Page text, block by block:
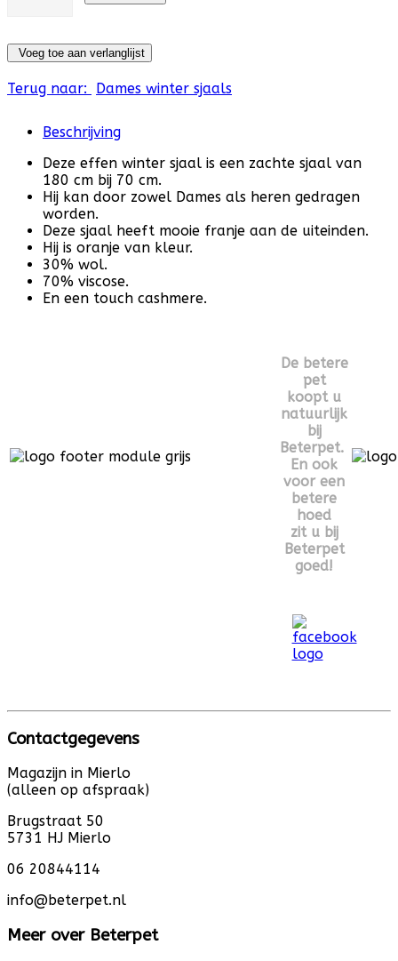
Voeg toe aan verlanglijst
Terug naar: Dames winter sjaals
Beschrijving
Deze effen winter sjaal is een zachte sjaal van
180 cm bij 70 cm.
Hij kan door zowel Dames als heren gedragen
worden.
Deze sjaal heeft mooie franje aan de uiteinden.
Hij is oranje van kleur.
30% wol.
70% viscose.
En een touch cashmere.
De betere
pet
koopt u
natuurlijk
bij
Beterpet.
En ook
voor een
betere
hoed
zit u bij
Beterpet
goed!
Contactgegevens
Magazijn in Mierlo
(alleen op afspraak)
Brugstraat 50
5731 HJ Mierlo
06 20844114
info@beterpet.nl
Meer over Beterpet